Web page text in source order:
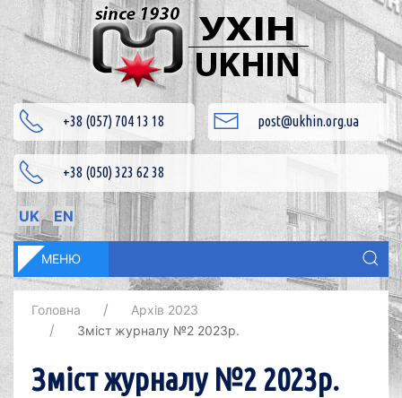
+38 (057) 704 13 18 post@ukhin.org.ua
+38 (050) 323 62 38
UK EN
МЕНЮ
Головна
Архів 2023
Зміст журналу №2 2023p.
Зміст журналу №2 2023p.